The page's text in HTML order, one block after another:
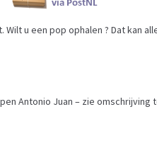
u een pop ophalen ? Dat kan
Antonio Juan – zie omschrijving